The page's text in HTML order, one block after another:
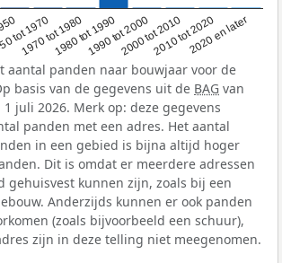
tot 1970
1970 tot 19801980 tot 19901990 tot 20002000 tot 20102010 tot 20202020 en later
aantal panden naar bouwjaar voor de
basis van de gegevens uit de BAG van
juli 2026. Merk op: deze gegevens
panden met een adres. Het aantal
in een gebied is bijna altijd hoger
Dit is omdat er meerdere adressen
gehuisvest kunnen zijn, zoals bij een
Anderzijds kunnen er ook panden
(zoals bijvoorbeeld een schuur),
zijn in deze telling niet meegenomen.